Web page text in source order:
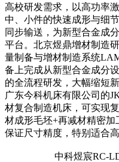
高校研发需求，以高功率
中、小件的快速成形与细
同步输送，为新型合金成
平台。北京煜鼎增材制造
量制备与增材制造系统
备上完成从新型合金成分
的全流程研发，大幅缩短
广东今科机床有限公司的
材复合制造机床，可实现
材成形毛坯+再减材精密
保证尺寸精度，特别适合
中科煜宸RC-